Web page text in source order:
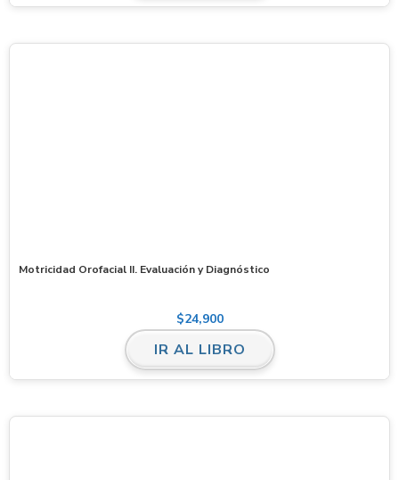
Motricidad Orofacial II. Evaluación y Diagnóstico
$24,900
IR AL LIBRO